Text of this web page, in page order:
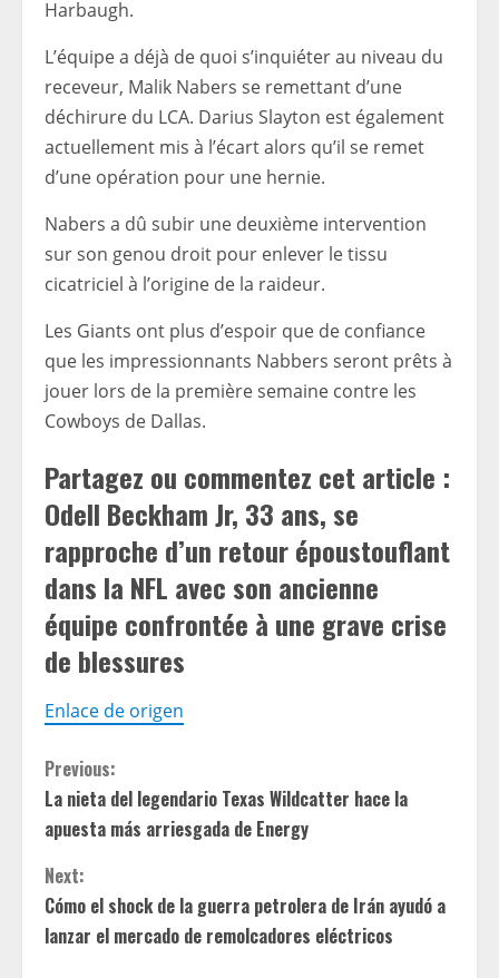
Harbaugh.
L’équipe a déjà de quoi s’inquiéter au niveau du
receveur, Malik Nabers se remettant d’une
déchirure du LCA. Darius Slayton est également
actuellement mis à l’écart alors qu’il se remet
d’une opération pour une hernie.
Nabers a dû subir une deuxième intervention
sur son genou droit pour enlever le tissu
cicatriciel à l’origine de la raideur.
Les Giants ont plus d’espoir que de confiance
que les impressionnants Nabbers seront prêts à
jouer lors de la première semaine contre les
Cowboys de Dallas.
Partagez ou commentez cet article :
Odell Beckham Jr, 33 ans, se
rapproche d’un retour époustouflant
dans la NFL avec son ancienne
équipe confrontée à une grave crise
de blessures
Enlace de origen
C
o
n
t
Previous:
La nieta del legendario Texas Wildcatter hace la
apuesta más arriesgada de Energy
Next:
Cómo el shock de la guerra petrolera de Irán ayudó a
lanzar el mercado de remolcadores eléctricos